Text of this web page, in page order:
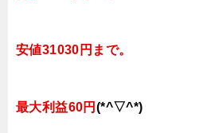
安値31030円まで。
最大利益60円 (*^▽^*)